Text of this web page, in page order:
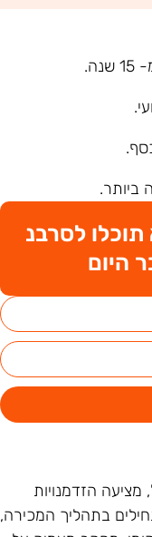
ביותר.
לסרבנ
היום
הזדמנויות
בתהליך המכירה,